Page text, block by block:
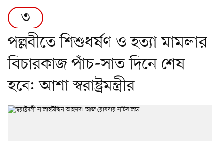
৩
পল্লবীতে শিশুধর্ষণ ও হত্যা মামলার
বিচারকাজ পাঁচ-সাত দিনে শেষ
হবে: আশা স্বরাষ্ট্রমন্ত্রীর